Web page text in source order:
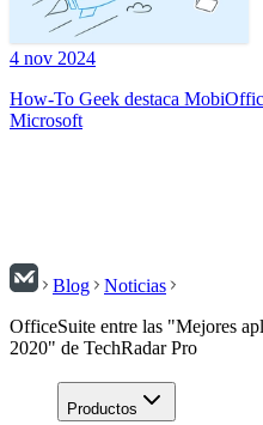
4 nov 2024
How-To Geek destaca
Microsoft
Blog
Noticias
OfficeSuite entre las "Mejores
2020" de TechRadar Pro
Productos